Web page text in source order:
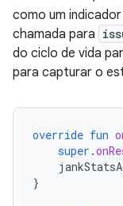
como um
chamada para
do ciclo de vida
para capturar o
override fun
super .
}